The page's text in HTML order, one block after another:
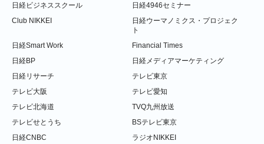
日経ビジネススクール
日経4946セミナー
Club NIKKEI
日経ウーマノミクス・プロジェク
ト
日経Smart Work
Financial Times
日経BP
日経メディアマーケティング
日経リサーチ
テレビ東京
テレビ大阪
テレビ愛知
テレビ北海道
TVQ九州放送
テレビせとうち
BSテレビ東京
日経CNBC
ラジオNIKKEI